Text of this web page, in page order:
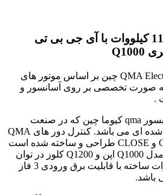
کنترل دور آسانسوری 11 کیلووات با آی جی بی تی
اینورتر های شرکت QMA Electronics چین بر اساس موتور های
صورت تخصصی بر روی آسانسور و
.
درایو کنترل دور موتور آسانسور qma کیوما چین که در صنعت
آسانسور ایران نام شناخته شده ای می باشد. کنترل دور های QMA
چین در انواع مختلف OPEN و CLOSE طراحی و ساخته شده است
درایو آسانسوری QMA در مدل Q1000 اپن و Q1200 کلوز در توان
های 7.5-11-15و 18.5 کیلووات ساخته با قابلیت برق ورودی 3 فاز
باشد.